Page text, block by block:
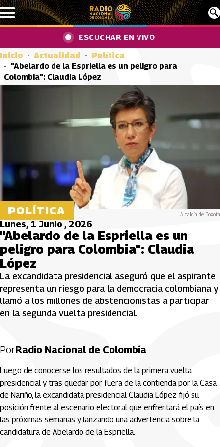
Pasar al contenido principal
ESCUCHAR EN VIVO
Inicio Actualidad
Política
"Abelardo de la Espriella es un peligro para
Colombia": Claudia López
POLÍTICA Alcaldía de Bogotá
Lunes, 1 Junio , 2026
"Abelardo de la Espriella es un
peligro para Colombia": Claudia
López
La excandidata presidencial aseguró que el aspirante
representa un riesgo para la democracia colombiana y
llamó a los millones de abstencionistas a participar
en la segunda vuelta presidencial.
PorRadio Nacional de Colombia
Luego de conocerse los resultados de la primera vuelta
presidencial y tras quedar por fuera de la contienda por la Casa
de Nariño, la excandidata presidencial Claudia López fijó su
posición frente al escenario electoral que enfrentará el país en
las próximas semanas y lanzando una advertencia sobre la
candidatura de Abelardo de la Espriella.